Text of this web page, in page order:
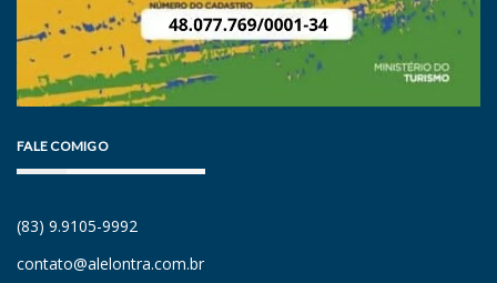
FALE COMIGO
(83) 9.9105-9992
contato@alelontra.com.br